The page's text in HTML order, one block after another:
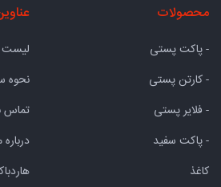
محصولات
- پاکت پستی
- کارتن پستی
- فلایر پستی
- پاکت سفید
کاغذ
نحوه
تماس
درباره